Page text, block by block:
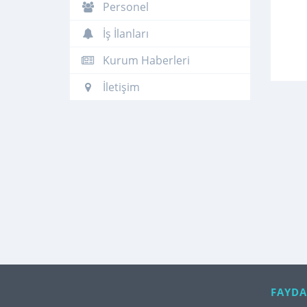
Personel
İş İlanları
Kurum Haberleri
İletişim